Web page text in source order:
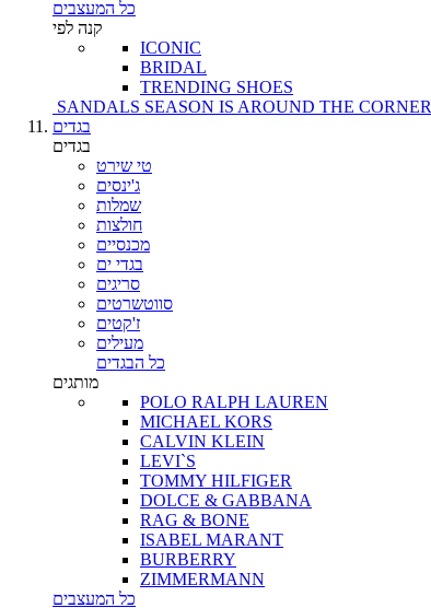
כל המעצבים
קנה לפי
ICONIC
BRIDAL
TRENDING SHOES
SANDALS SEASON IS AROUND THE CORNER
בגדים
בגדים
טי שירט
ג'ינסים
שמלות
חולצות
מכנסיים
בגדי ים
סריגים
סווטשרטים
ז'קטים
מעילים
כל הבגדים
מותגים
POLO RALPH LAUREN
MICHAEL KORS
CALVIN KLEIN
LEVI`S
TOMMY HILFIGER
DOLCE & GABBANA
RAG & BONE
ISABEL MARANT
BURBERRY
ZIMMERMANN
כל המעצבים